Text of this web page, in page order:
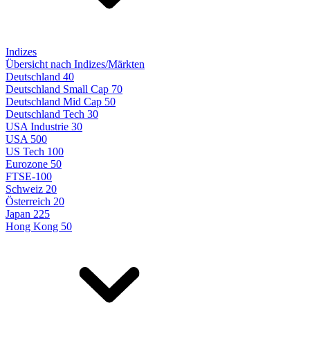
Indizes
Übersicht nach Indizes/Märkten
Deutschland 40
Deutschland Small Cap 70
Deutschland Mid Cap 50
Deutschland Tech 30
USA Industrie 30
USA 500
US Tech 100
Eurozone 50
FTSE-100
Schweiz 20
Österreich 20
Japan 225
Hong Kong 50